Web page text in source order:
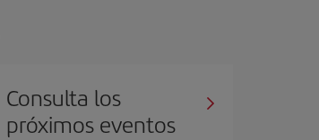
Consulta los
próximos eventos